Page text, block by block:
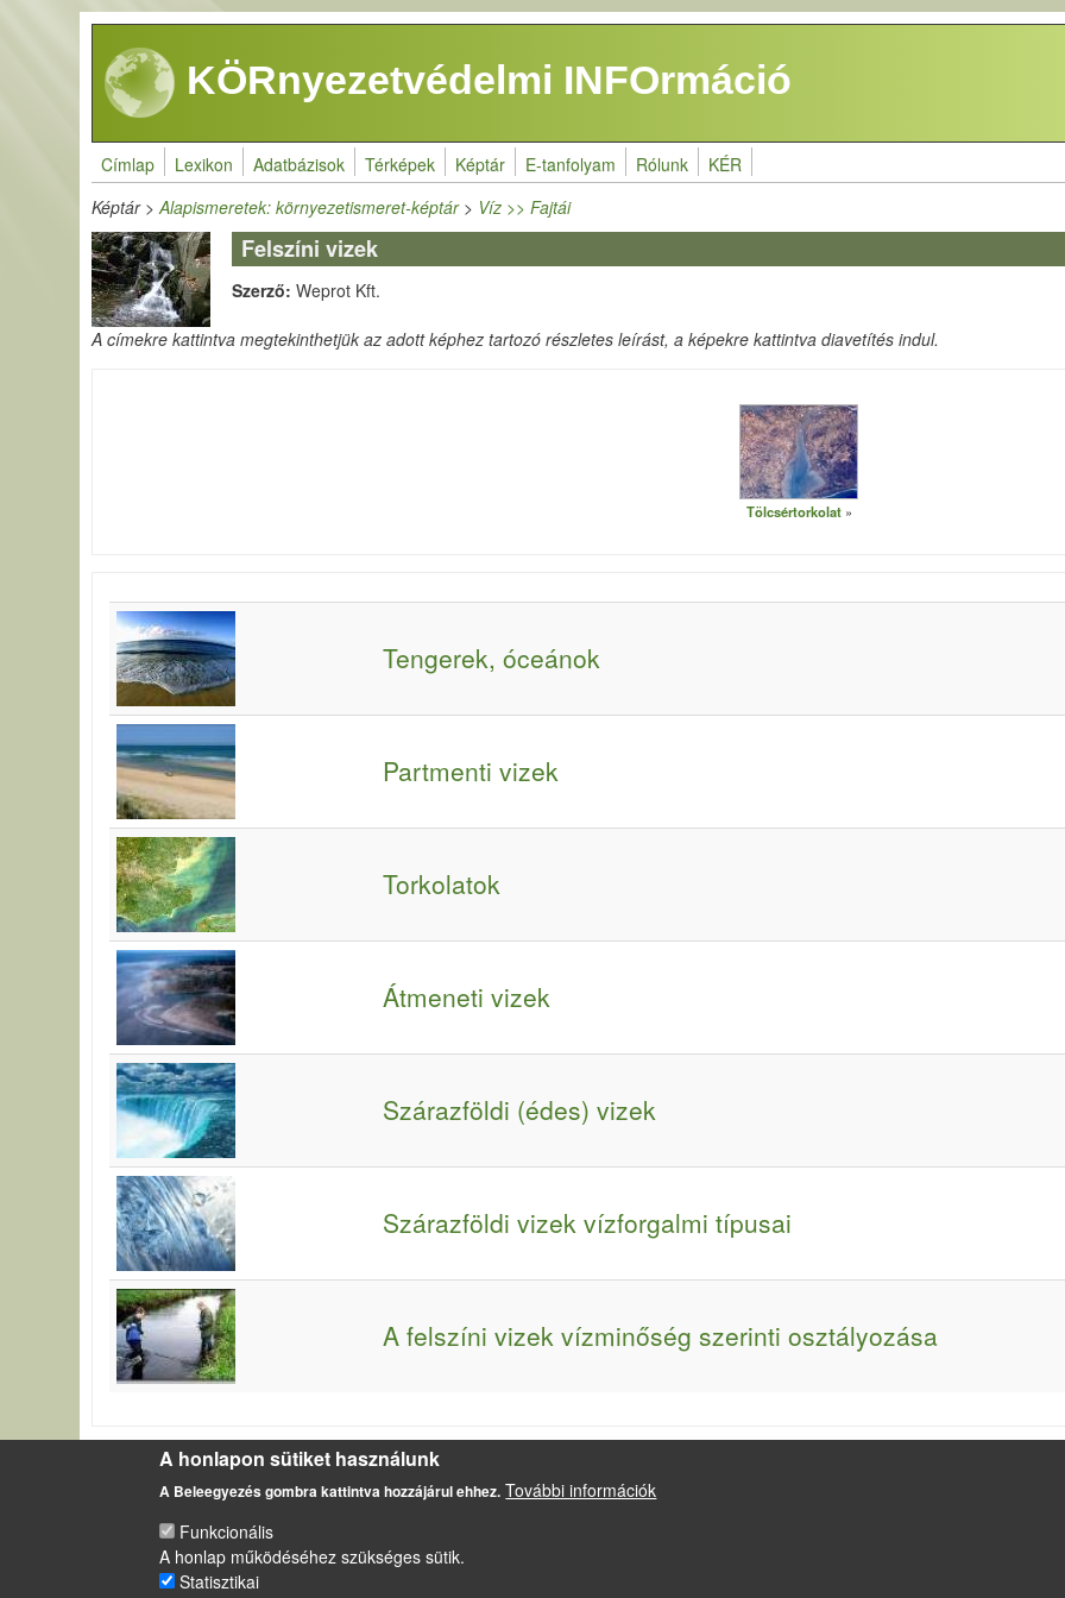
Ugrás a tartalomra
KÖRnyezetvédelmi INFOrmáció
Címlap Lexikon Adatbázisok Térképek Képtár E-tanfolyam Rólunk KÉR
Képtár>Alapismeretek: környezetismeret-képtár> Víz >> Fajtái
Felszíni vizek
Szerző:Weprot Kft.
A címekre kattintva megtekinthetjük az adott képhez tartozó részletes leírást, a képekre kattintva diavetítés indul.
Tölcsértorkolat
Tengerek, óceánok
Partmenti vizek
Torkolatok
Átmeneti vizek
Szárazföldi (édes) vizek
Szárazföldi vizek vízforgalmi típusai
A felszíni vizek vízminőség szerinti osztályozása
Felszíni víz:a szárazföldi vizek, kivéve a felszín alatti vizet; az átmeneti vizek és a parti tengervizek, kivéve a kémiai állapot szempontját, amely
LÁBLÉC
Impresszum
A honlapon sütiket használunk
A Beleegyezés gombra kattintva hozzájárul ehhez. További információk
Funkcionális
A honlap működéséhez szükséges sütik.
Statisztikai